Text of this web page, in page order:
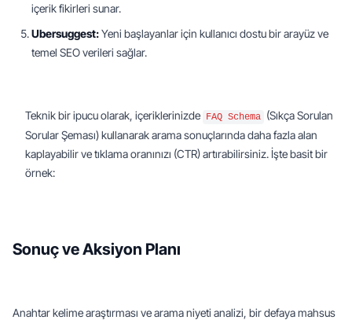
içerik fikirleri sunar.
Ubersuggest: Yeni başlayanlar için kullanıcı dostu bir arayüz ve
temel SEO verileri sağlar.
Teknik bir ipucu olarak, içeriklerinizde FAQ Schema (Sıkça Sorulan
Sorular Şeması) kullanarak arama sonuçlarında daha fazla alan
kaplayabilir ve tıklama oranınızı (CTR) artırabilirsiniz. İşte basit bir
örnek:
Sonuç ve Aksiyon Planı
Anahtar kelime araştırması ve arama niyeti analizi, bir defaya mahsus